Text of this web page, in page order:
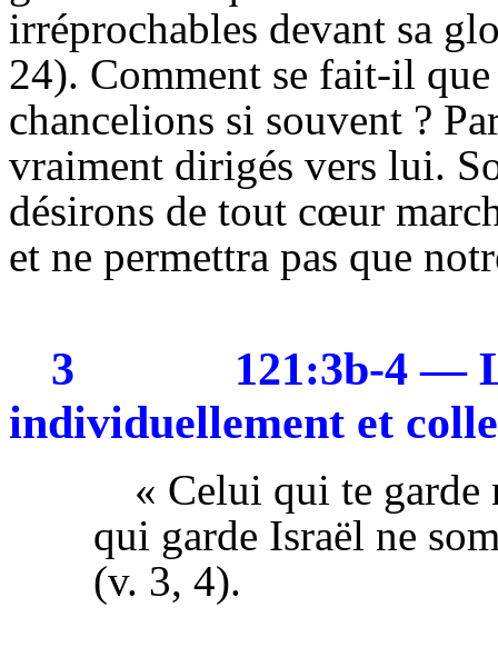
irréprochables devant sa
24). Comment se fait-il
chancelions si souvent ?
vraiment dirigés vers lui.
désirons de tout cœur
et ne permettra pas que
3
121:3b-4 —
individuellement et
« Celui qui te garde
qui garde Israël ne
(v. 3, 4).